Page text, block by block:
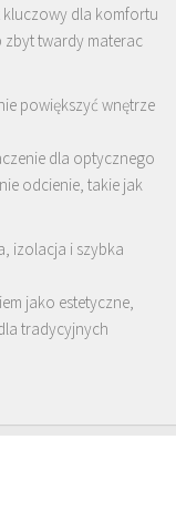
dla komfortu
zbyt twardy materac
powiększyć wnętrze
dla optycznego
odcienie, takie jak
izolacja i szybka
jako estetyczne,
tradycyjnych